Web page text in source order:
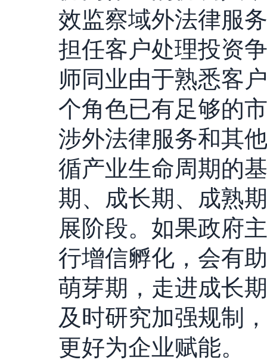
效监察域外法律服
担任客户处理投资
师同业由于熟悉客
个角色已有足够的
涉外法律服务和其
循产业生命周期的
期、成长期、成熟
展阶段。如果政府
行增信孵化，会有
萌芽期，走进成长
及时研究加强规制
更好为企业赋能。